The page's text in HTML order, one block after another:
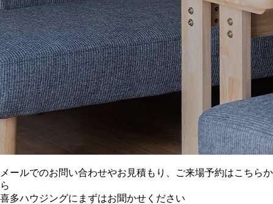
メールでのお問い合わせやお見積もり、ご来場予約はこちらか
ら
喜多ハウジングにまずはお聞かせください